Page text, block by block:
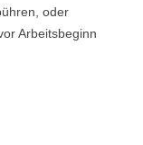
oder
Arbeitsbeginn